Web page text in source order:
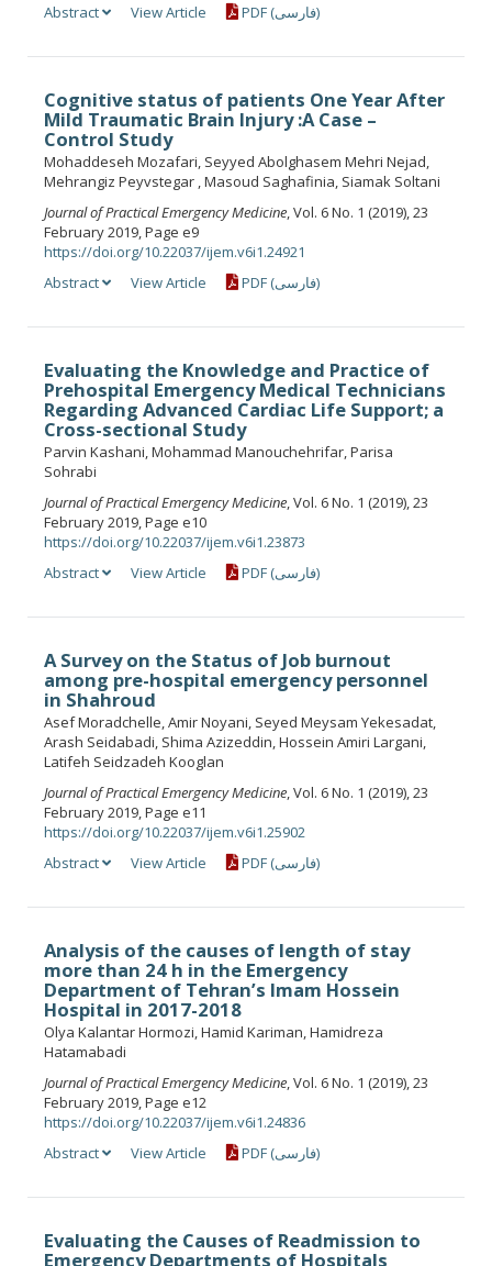
Abstract
View Article PDF (فارسی)
Cognitive status of patients One Year After
Mild Traumatic Brain Injury :A Case –
Control Study
Mohaddeseh Mozafari, Seyyed Abolghasem Mehri Nejad,
Mehrangiz Peyvstegar , Masoud Saghafinia, Siamak Soltani
Journal of Practical Emergency Medicine, Vol. 6 No. 1 (2019), 23
February 2019, Page e9
https://doi.org/10.22037/ijem.v6i1.24921
Abstract
View Article PDF (فارسی)
Evaluating the Knowledge and Practice of
Prehospital Emergency Medical Technicians
Regarding Advanced Cardiac Life Support; a
Cross-sectional Study
Parvin Kashani, Mohammad Manouchehrifar, Parisa
Sohrabi
Journal of Practical Emergency Medicine, Vol. 6 No. 1 (2019), 23
February 2019, Page e10
https://doi.org/10.22037/ijem.v6i1.23873
Abstract
View Article PDF (فارسی)
A Survey on the Status of Job burnout
among pre-hospital emergency personnel
in Shahroud
Asef Moradchelle, Amir Noyani, Seyed Meysam Yekesadat,
Arash Seidabadi, Shima Azizeddin, Hossein Amiri Largani,
Latifeh Seidzadeh Kooglan
Journal of Practical Emergency Medicine, Vol. 6 No. 1 (2019), 23
February 2019, Page e11
https://doi.org/10.22037/ijem.v6i1.25902
Abstract
View Article PDF (فارسی)
Analysis of the causes of length of stay
more than 24 h in the Emergency
Department of Tehran’s Imam Hossein
Hospital in 2017-2018
Olya Kalantar Hormozi, Hamid Kariman, Hamidreza
Hatamabadi
Journal of Practical Emergency Medicine, Vol. 6 No. 1 (2019), 23
February 2019, Page e12
https://doi.org/10.22037/ijem.v6i1.24836
Abstract
View Article PDF (فارسی)
Evaluating the Causes of Readmission to
Emergency Departments of Hospitals